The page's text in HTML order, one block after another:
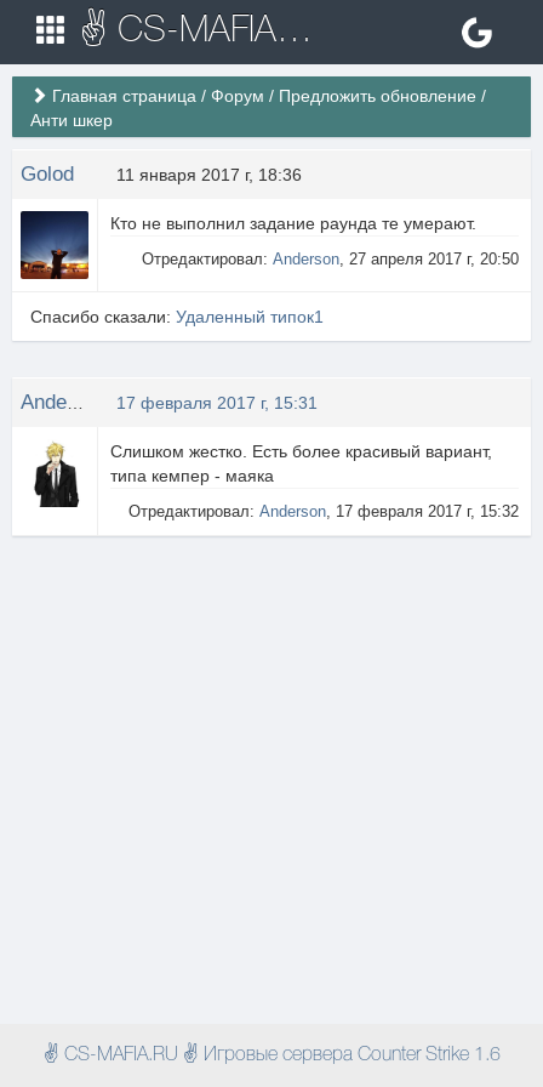
✌ CS-MAFIA.RU ✌ Игровые сервера Counter Strike 1.6
Главная страница / Форум / Предложить обновление /
Анти шкер
Golod 11 января 2017 г, 18:36
Кто не выполнил задание раунда те умерают.
Отредактировал: Anderson, 27 апреля 2017 г, 20:50
Спасибо сказали: Удаленный типок1
17 февраля 2017 г, 15:31
Слишком жестко. Есть более красивый вариант,
типа кемпер - маяка
Отредактировал: Anderson, 17 февраля 2017 г, 15:32
✌ CS-MAFIA.RU ✌ Игровые сервера Counter Strike 1.6